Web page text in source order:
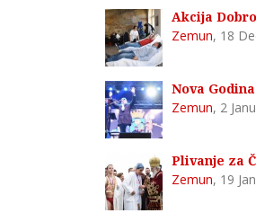
Akcija
Zemun, 18
Nova
Zemun, 2
Plivanje za
Zemun, 19